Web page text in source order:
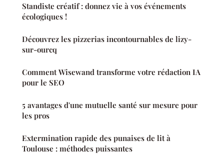
Standiste créatif : donnez vie à vos événements
écologiques !
Découvrez les pizzerias incontournables de lizy-
sur-ourcq
Comment Wisewand transforme votre rédaction IA
pour le SEO
5 avantages d'une mutuelle santé sur mesure pour
les pros
Extermination rapide des punaises de lit à
Toulouse : méthodes puissantes